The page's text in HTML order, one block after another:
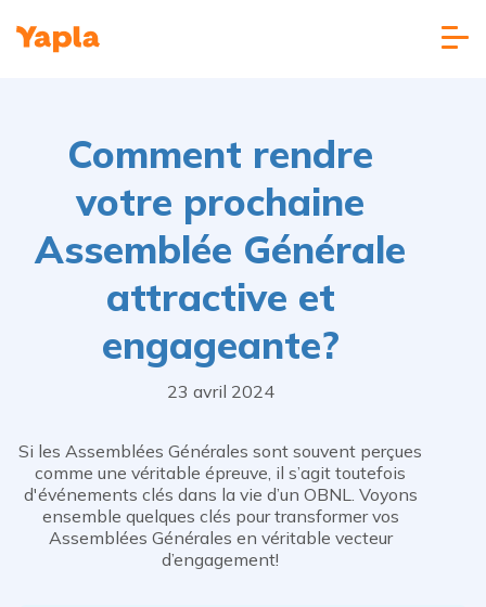
Comment rendre
votre prochaine
Assemblée Générale
attractive et
engageante?
23 avril 2024
Si les Assemblées Générales sont souvent perçues
comme une véritable épreuve, il s’agit toutefois
d'événements clés dans la vie d’un OBNL. Voyons
ensemble quelques clés pour transformer vos
Assemblées Générales en véritable vecteur
d’engagement!